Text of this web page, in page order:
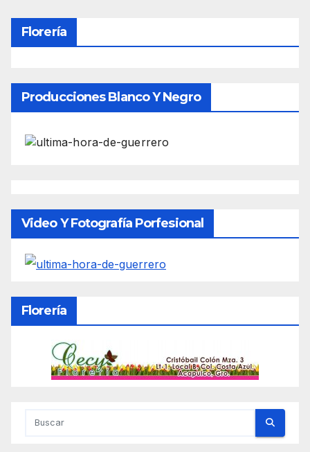
Florería
Producciones Blanco Y Negro
Video Y Fotografía Porfesional
Florería